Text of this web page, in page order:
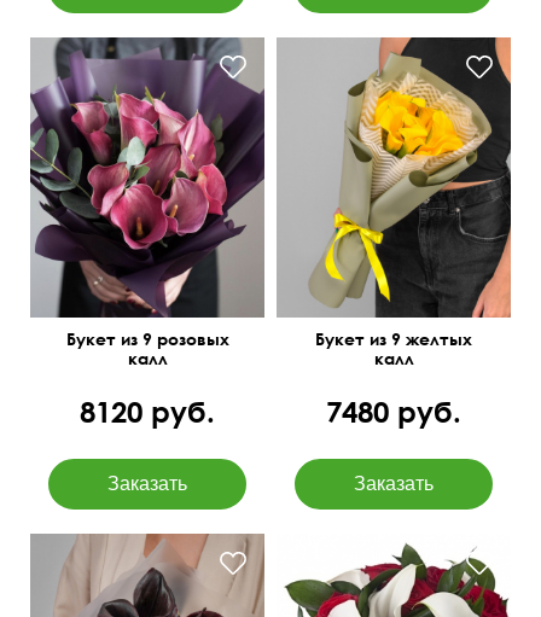
С эвкалиптом baby blue
Букет из 9 розовых
калл
8120 руб.
Букет из 9 желтых
калл
7480 руб.